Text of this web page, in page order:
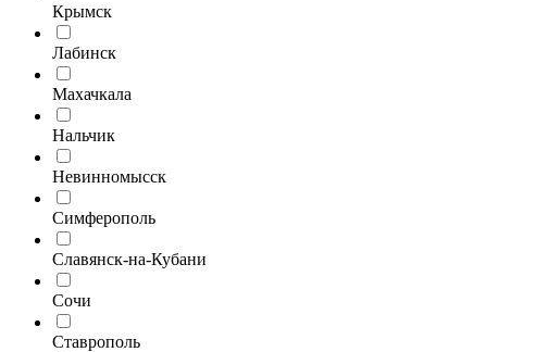
Крымск
Лабинск
Махачкала
Нальчик
Невинномысск
Симферополь
Славянск-на-Кубани
Сочи
Ставрополь